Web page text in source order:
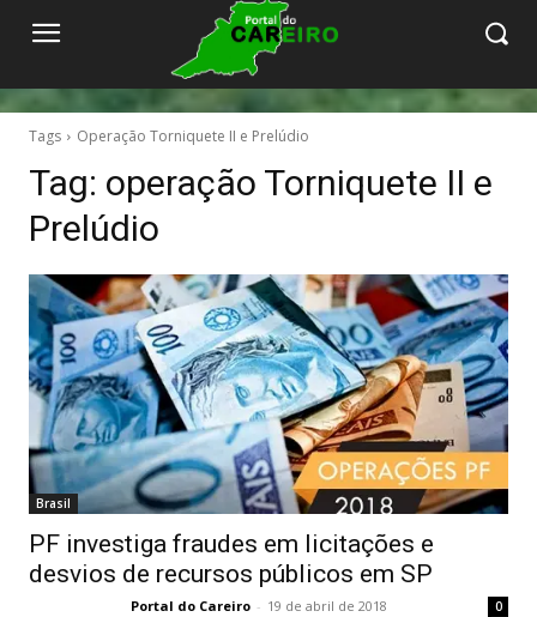
Tags Operação Torniquete II e Prelúdio
Tag: operação Torniquete II e
Prelúdio
Brasil
PF investiga fraudes em licitações e
desvios de recursos públicos em SP
Portal do Careiro - 19 de abril de 2018 0